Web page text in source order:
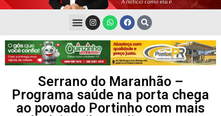
Serrano do Maranhão –
Programa saúde na porta chega
ao povoado Portinho com mais